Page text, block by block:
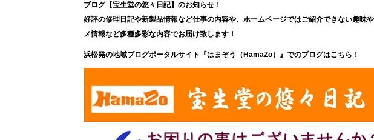
ブログ【宝生堂の悠々日記】のお知らせ！
好評の修理日記や新製品情報など仕事の内容や、ホームページではご紹介できない趣味
メ情報など多種多彩な内容でお届け致します！
浜松発の地域ブログポータルサイト『はまぞう（HamaZo）』でのブログはこちら！